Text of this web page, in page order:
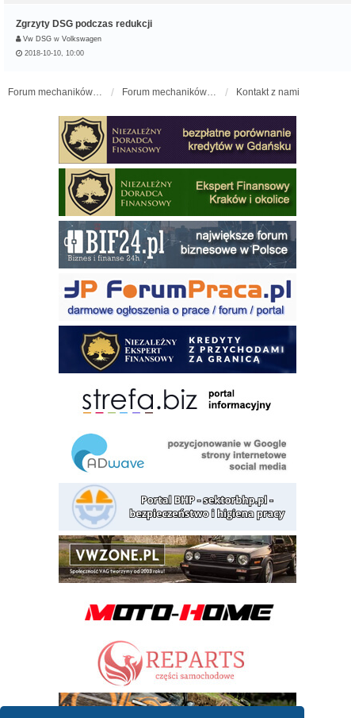
Zgrzyty DSG podczas redukcji
Vw DSG w Volkswagen
2018-10-10, 10:00
Forum mechaników samochodowych - forum-mechaniczne.pl Forum mechaników samochodowych Kontakt z nami